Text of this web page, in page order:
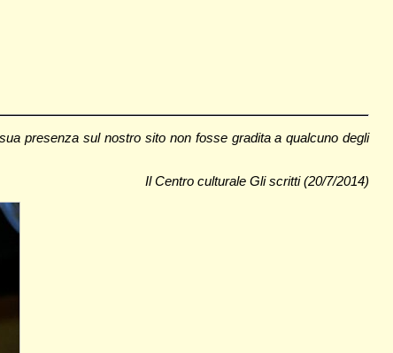
presenza sul nostro sito non fosse gradita a qualcuno degli
Il Centro culturale Gli scritti (20/7/2014)